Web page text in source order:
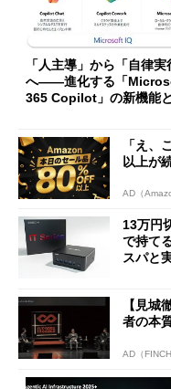
「人主導」から「自律実
へ――進化する「
365 Copilot」の新機能
「え、
以上が
AD（
13万円
で持て
スパと
【見城
者の本
AD（